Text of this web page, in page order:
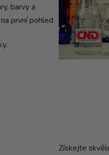
barvy a
první pohled.
Získejte